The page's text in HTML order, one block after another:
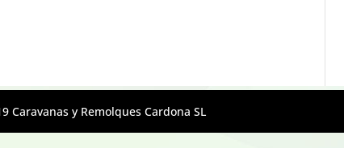
Caravanas y Remolques Cardona SL